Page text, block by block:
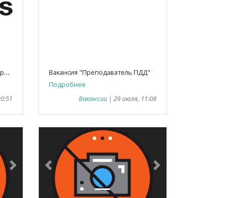
Т
ребуются переводчики-синхронисты
Вакансия "Преподаватель ПДД"
Подробнее
Вакансии| 29 июля, 11:08
Next Previous Next